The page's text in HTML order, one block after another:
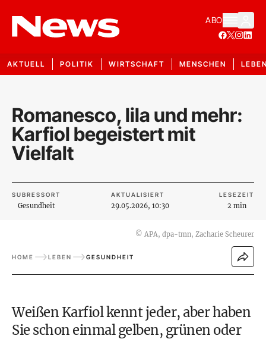
ABO
AKTUELL POLITIK WIRTSCHAFT MENSCHEN
Romanesco, lila und mehr:
Karfiol begeistert mit
Vielfalt
SUBRESSORT
Gesundheit
AKTUALISIERT
29.05.2026, 10:30
LESEZEIT
2 min
© APA, dpa-tmn, Zacharie Scheurer
HOME LEBEN GESUNDHEIT
Weißen Karfiol kennt jeder, aber haben
Sie schon einmal gelben, grünen oder